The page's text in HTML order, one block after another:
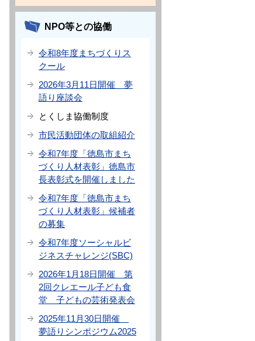
NPO等との協働
令和8年度まちづくりス
クール
2026年3月11日開催 夢
語り座談会
とくしま協働制度
市民活動団体の取組紹介
令和7年度「徳島市まち
づくり人材表彰」徳島市
長表彰式を開催しました
令和7年度「徳島市まち
づくり人材表彰」候補者
の募集
令和7年度ソーシャルビ
ジネスチャレンジ(SBC)
2026年1月18日開催 第
2回クレエール子ども食
堂 子どもの芸術発表会
2025年11月30日開催
夢語りシンポジウム2025